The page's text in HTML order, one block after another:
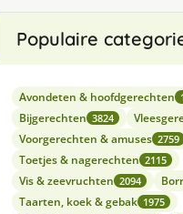
Populaire
Avondeten & hoofdgerechten
Bijgerechten 3824
Voorgerechten & amuses 2759
Toetjes & nagerechten 2115
Vis & zeevruchten 2094
Taarten, koek & gebak 1975